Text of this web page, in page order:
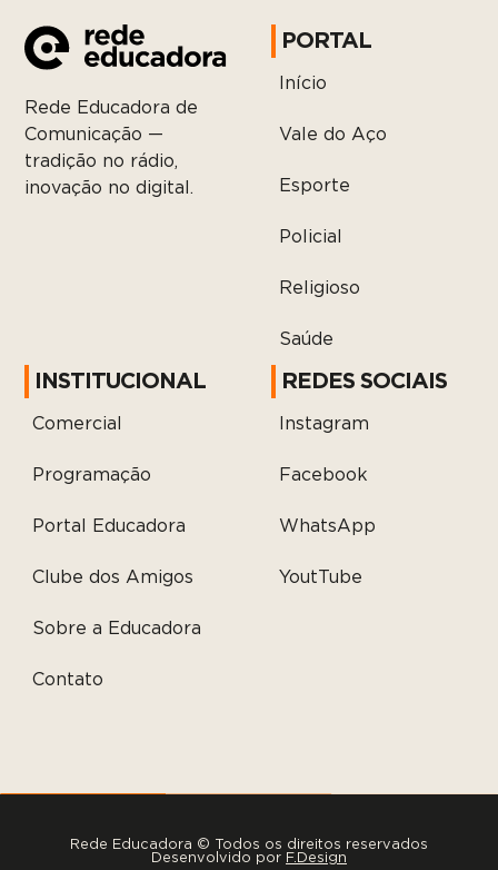
Rede Educadora de
Comunicação —
tradição no rádio,
inovação no digital.
PORTAL
Início
Vale do Aço
Esporte
Policial
Religioso
Saúde
INSTITUCIONAL
Comercial
Programação
Portal Educadora
Clube dos Amigos
Sobre a Educadora
Contato
REDES SOCIAIS
Instagram
Facebook
WhatsApp
YoutTube
Rede Educadora © Todos os direitos reservados
Desenvolvido por F.Design